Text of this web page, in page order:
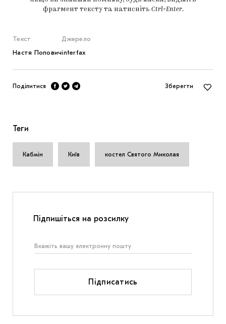
фрагмент тексту та натисніть Ctrl+Enter.
Текст
Настя Попович
Джерело
interfax
Поділитися Зберегти
Теги
Кабмін Київ костел Святого Миколая
Підпишіться на розсилку
Підписатись